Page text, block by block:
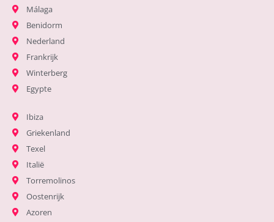
Málaga
Benidorm
Nederland
Frankrijk
Winterberg
Egypte
Ibiza
Griekenland
Texel
Italië
Torremolinos
Oostenrijk
Azoren